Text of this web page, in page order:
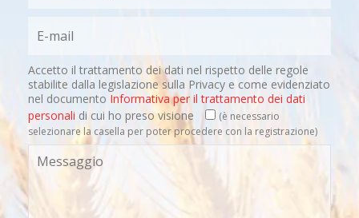
Accetto il trattamento dei dati nel rispetto delle regole
stabilite dalla legislazione sulla Privacy e come evidenziato
nel documento Informativa per il trattamento dei dati
personali di cui ho preso visione
(è necessario
selezionare la casella per poter procedere con la registrazione)